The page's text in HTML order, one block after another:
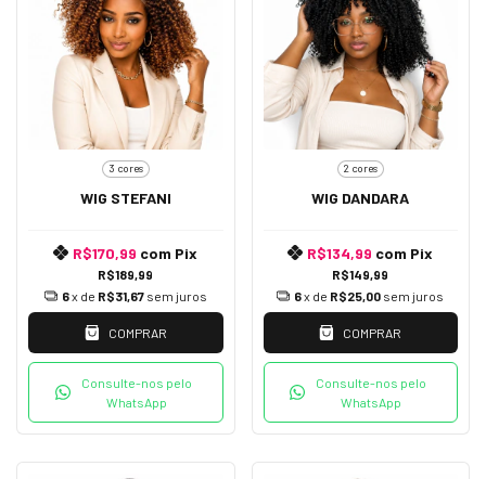
3 cores
WIG STEFANI
R$189,99
R$170,99 com Pix
6x de R$31,67 sem juros
COMPRAR
Consulte-nos pelo
WhatsApp
2 cores
WIG DANDARA
R$149,99
R$134,99 com Pix
6x de R$25,00 sem juros
COMPRAR
Consulte-nos pelo
WhatsApp